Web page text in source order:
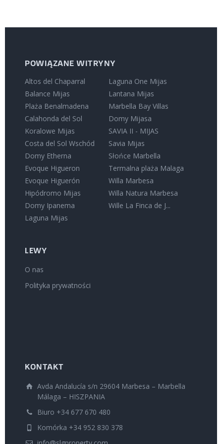
POWIĄZANE WITRYNY
Altos del Chaparral
Balance Mijas
Plaża Benalmadena
Calahonda del Sol
Koralowe Mijas
Costa del Sol Wschód
Domy Etherna
Evoque Higueron
Evoque Higuerón
Hipódromo Mijas
Domy Ipanema
Laguna Mijas
Laguna One Mijas
Lantana Mijas
Marbella Bay Villas
Domy Mijasa
SAVIA II - MIJAS
Savia Mijas
Słońce Marbella
Termalna plaża Malaga
Willa Marbesa
Willa Natura Marbesa
Wille La Finca de J...
LEWY
O nas
Polityka prywatności
KONTAKT
Avda Andalucía s/n 29604 Marbesa – Marbella
Málaga – HISZPANIA
Biuro +34 677 670 480
Komórka +34 952 830 378